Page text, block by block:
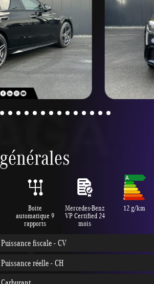
Boite
automatique 9
rapports
Mercedes-Benz
VP Certified 24
mois
12 g/km
Puissance fiscale - CV
Puissance réelle - CH